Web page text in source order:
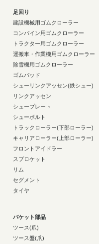
足回り
建設機械用ゴムクローラー
コンバイン用ゴムクローラー
トラクター用ゴムクローラー
運搬車・作業機用ゴムクローラー
除雪機用ゴムクローラー
ゴムパッド
シューリンクアッセン(鉄シュー)
リンクアッセン
シュープレート
シューボルト
トラックローラー(下部ローラー)
キャリアローラー(上部ローラー)
フロントアイドラー
スプロケット
リム
セグメント
タイヤ
バケット部品
ツース(爪)
ツース盤(爪)